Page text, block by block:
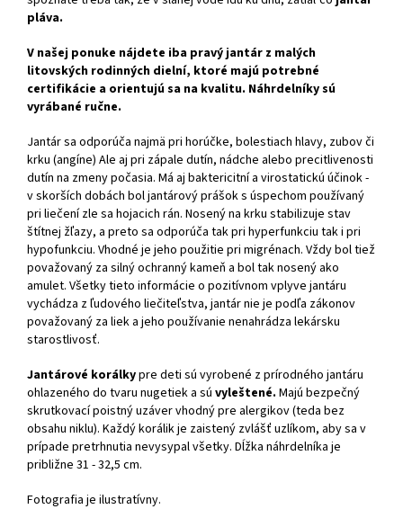
pláva.
V našej ponuke nájdete iba pravý jantár z malých
litovských rodinných dielní, ktoré majú potrebné
certifikácie a orientujú sa na kvalitu. Náhrdelníky sú
vyrábané ručne.
Jantár sa odporúča najmä pri horúčke, bolestiach hlavy, zubov či
krku (angíne) Ale aj pri zápale dutín, nádche alebo precitlivenosti
dutín na zmeny počasia. Má aj baktericitní a virostatickú účinok -
v skorších dobách bol jantárový prášok s úspechom používaný
pri liečení zle sa hojacich rán. Nosený na krku stabilizuje stav
štítnej žľazy, a preto sa odporúča tak pri hyperfunkciu tak i pri
hypofunkciu. Vhodné je jeho použitie pri migrénach. Vždy bol tiež
považovaný za silný ochranný kameň a bol tak nosený ako
amulet. Všetky tieto informácie o pozitívnom vplyve jantáru
vychádza z ľudového liečiteľstva, jantár nie je podľa zákonov
považovaný za liek a jeho používanie nenahrádza lekársku
starostlivosť.
Jantárové korálkypre deti sú vyrobené z prírodného jantáru
ohlazeného do tvaru nugetiek a sú vyleštené. Majú bezpečný
skrutkovací poistný uzáver vhodný pre alergikov (teda bez
obsahu niklu). Každý korálik je zaistený zvlášť uzlíkom, aby sa v
prípade pretrhnutia nevysypal všetky. Dĺžka náhrdelníka je
približne 31 - 32,5 cm.
Fotografia je ilustratívny.